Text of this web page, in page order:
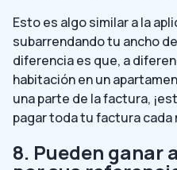
Esto es algo similar a la
subarrendando tu ancho
diferencia es que, a
habitación en un
una parte de la factura,
pagar toda tu factura cada
8. Pueden ganar